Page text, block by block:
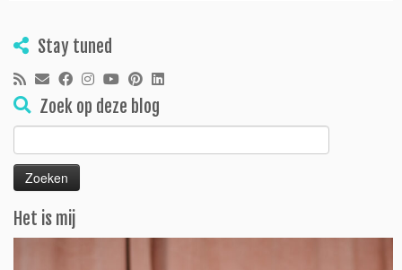
Stay tuned
Zoek op deze blog
Zoeken
naar:
Het is mij